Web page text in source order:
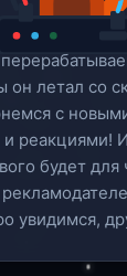
он летал со
c
реакциями!
будет для
увидимся,